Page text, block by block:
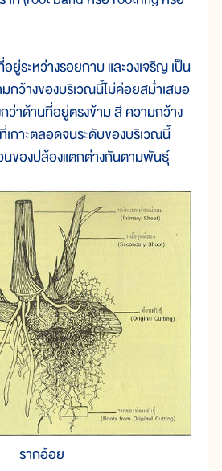
ะหว่างรอยกาบ และวงเจริญ เป็น
กว้างของบริเวณนี้ไม่ค่อยสม่ำเสมอ
ว่าด้านที่อยู่ตรงข้าม สี ความกว้าง
เกาะตลอดจนระดับของบริเวณนี้
นของปล้องแตกต่างกันตามพันธุ์
รากอ้อย